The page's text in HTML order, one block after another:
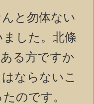
と勿体ない
した。北條
る方ですか
ならないこ
のです。